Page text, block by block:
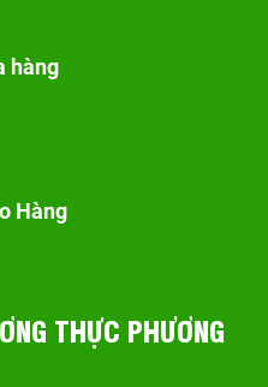
hàng
Hàng
THỰC PHƯƠNG